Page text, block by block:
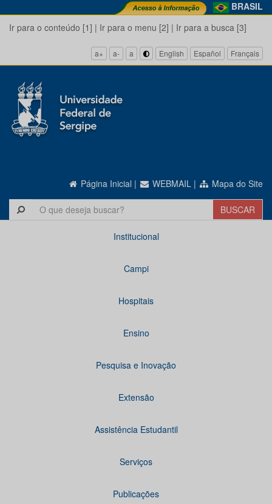
BRASIL
Ir para o conteúdo [1] | Ir para o menu [2] | Ir para a busca [3]
a+ a- a English Español Français
Página Inicial | WEBMAIL | Mapa do Site
Institucional
Campi
Hospitais
Ensino
Pesquisa e Inovação
Extensão
Assistência Estudantil
Serviços
Publicações